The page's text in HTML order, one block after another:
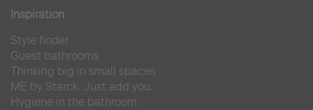
Inspiration
Style finder
Guest bathrooms
Thinking big in small spaces
ME by Starck. Just add you.
Hygiene in the bathroom